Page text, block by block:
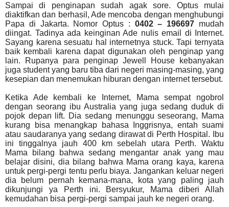
Sampai di penginapan sudah agak sore. Optus mulai
diaktifkan dan berhasil, Ade mencoba dengan menghubungi
Papa di Jakarta. Nomor Optus : 0402 – 196697 mudah
diingat. Tadinya ada keinginan Ade nulis email di Internet.
Sayang karena sesuatu hal internetnya stuck. Tapi ternyata
baik kembali karena dapat digunakan oleh penginap yang
lain. Rupanya para penginap Jewell House kebanyakan
juga student yang baru tiba dari negeri masing-masing, yang
kesepian dan menemukan hiburan dengan internet tersebut.
Ketika Ade kembali ke Internet, Mama sempat ngobrol
dengan seorang ibu Australia yang juga sedang duduk di
pojok depan lift. Dia sedang menunggu seseorang, Mama
kurang bisa menangkap bahasa Inggrisnya, entah suami
atau saudaranya yang sedang dirawat di Perth Hospital. Ibu
ini tinggalnya jauh 400 km sebelah utara Perth. Waktu
Mama bilang bahwa sedang mengantar anak yang mau
belajar disini, dia bilang bahwa Mama orang kaya, karena
untuk pergi-pergi tentu perlu biaya. Jangankan keluar negeri
dia belum pernah kemana-mana, kota yang paling jauh
dikunjungi ya Perth ini. Bersyukur, Mama diberi Allah
kemudahan bisa pergi-pergi sampai jauh ke negeri orang.